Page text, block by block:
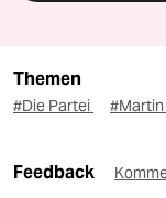
Themen
#Die Partei
Feedback